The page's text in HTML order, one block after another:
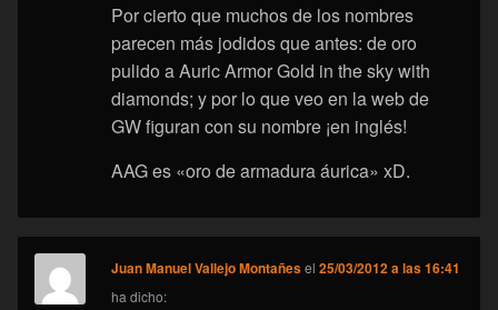
Por cierto que muchos de los nombres
parecen más jodidos que antes: de oro
pulido a Auric Armor Gold in the sky with
diamonds; y por lo que veo en la web de
GW figuran con su nombre ¡en inglés!
AAG es «oro de armadura áurica» xD.
Juan Manuel Vallejo Montañesel25/03/2012 a las 16:41
ha dicho: